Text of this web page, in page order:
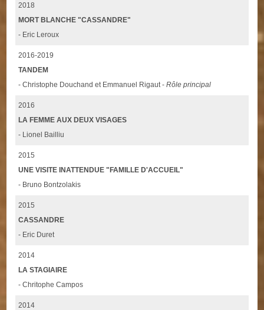
2018
MORT BLANCHE "CASSANDRE"
- Eric Leroux
2016-2019
TANDEM
- Christophe Douchand et Emmanuel Rigaut -Rôle principal
2016
LA FEMME AUX DEUX VISAGES
- Lionel Bailliu
2015
UNE VISITE INATTENDUE "FAMILLE D'ACCUEIL"
- Bruno Bontzolakis
2015
CASSANDRE
- Eric Duret
2014
LA STAGIAIRE
- Chritophe Campos
2014